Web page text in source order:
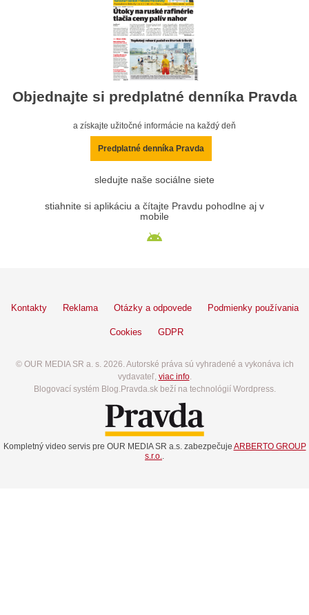
Objednajte si predplatné denníka Pravda
a získajte užitočné informácie na každý deň
Predplatné denníka Pravda
sledujte naše sociálne siete
stiahnite si aplikáciu a čítajte Pravdu pohodlne aj v
mobile
Kontakty Reklama Otázky a odpovede Podmienky používania
Cookies GDPR
© OUR MEDIA SR a. s. 2026. Autorské práva sú vyhradené a vykonáva ich
vydavateľ, viac info.
Blogovací systém Blog.Pravda.sk beží na technológií Wordpress.
Kompletný video servis pre OUR MEDIA SR a.s. zabezpečuje ARBERTO GROUP
s.r.o.